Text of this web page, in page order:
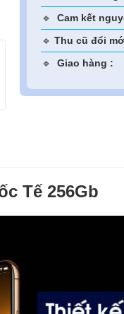
🔹 Cam kết
🔹 Thu cũ đổi
🔹 Giao hàng :
Tế 256Gb